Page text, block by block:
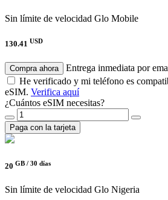
Sin límite de velocidad Glo Mobile
130.41 USD
Compra ahora
Entrega inmediata por
He verificado y mi teléfono es
eSIM. Verifica aquí
¿Cuántos eSIM necesitas?
Paga con la tarjeta
20 GB / 30 días
Sin límite de velocidad Glo Nigeria